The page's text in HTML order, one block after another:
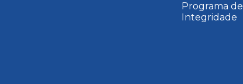
Programa de
Integridade